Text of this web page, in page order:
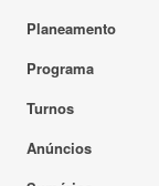
Planeamento
Programa
Turnos
Anúncios